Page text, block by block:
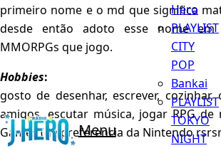
Menu
Hero
PLAYLIST
CITY
POP
Bankai
PLAYLIST
TOKYO
NIGHT
primeiro nome e o md que significa
desde então adoto esse nome
MMORPGs que jogo.
Hobbies:
gosto de desenhar, escrever,
amigos, escutar música, jogar RPG de
Games (de preferencia da Nintendo